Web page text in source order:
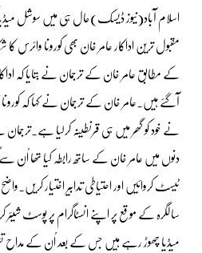
اسلام آباد(نیوز ڈیسک)حال ہی میں سوشل میڈیا
مقبول ترین اداکار عامر خان بھی کورونا وائرس
کے مطابق عامر خان کے ترجمان نے بتایا کہ
آگئے ہیں۔عامر خان کے ترجمان نے کہا کہ
نے خود کو گھر میں ہی قرنطینہ کرلیا
دنوں میں عامر خان کے ساتھ رابطہ کیا تھا اُن
سالگرہ کے موقع پر اپنے انسٹاگرام پر پوسٹ
میڈیا چھوڑ رہے ہیں جس کے بعد اُن کے مداح